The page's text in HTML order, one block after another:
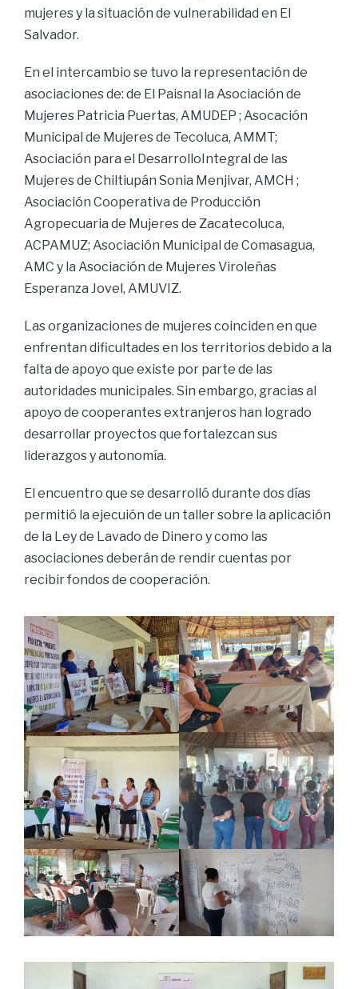
mujeres y la situación de vulnerabilidad en El
Salvador.
En el intercambio se tuvo la representación de
asociaciones de: de El Paisnal la Asociación de
Mujeres Patricia Puertas, AMUDEP ; Asocación
Municipal de Mujeres de Tecoluca, AMMT;
Asociación para el DesarrolloIntegral de las
Mujeres de Chiltiupán Sonia Menjivar, AMCH ;
Asociación Cooperativa de Producción
Agropecuaria de Mujeres de Zacatecoluca,
ACPAMUZ; Asociación Municipal de Comasagua,
AMC y la Asociación de Mujeres Viroleñas
Esperanza Jovel, AMUVIZ.
Las organizaciones de mujeres coinciden en que
enfrentan dificultades en los territorios debido a la
falta de apoyo que existe por parte de las
autoridades municipales. Sin embargo, gracias al
apoyo de cooperantes extranjeros han logrado
desarrollar proyectos que fortalezcan sus
liderazgos y autonomía.
El encuentro que se desarrolló durante dos días
permitió la ejecuión de un taller sobre la aplicación
de la Ley de Lavado de Dinero y como las
asociaciones deberán de rendir cuentas por
recibir fondos de cooperación.